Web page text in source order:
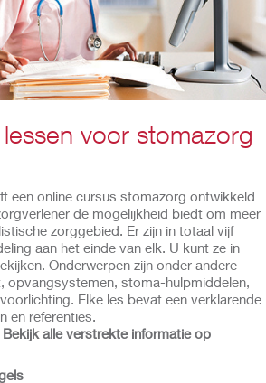
voor stomazorg
een online cursus stomazorg ontwikkeld
de mogelijkheid biedt om meer
zorggebied. Er zijn in totaal vijf
aan het einde van elk. U kunt ze in
Onderwerpen zijn onder andere —
stoma-hulpmiddelen,
Elke les bevat een verklarende
en referenties.
alle verstrekte informatie op